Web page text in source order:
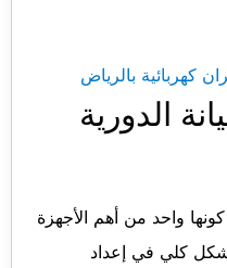
كهربائية بالرياض
الدورية
واحد من أهم الأجهزة
بشكل كلي في إعداد